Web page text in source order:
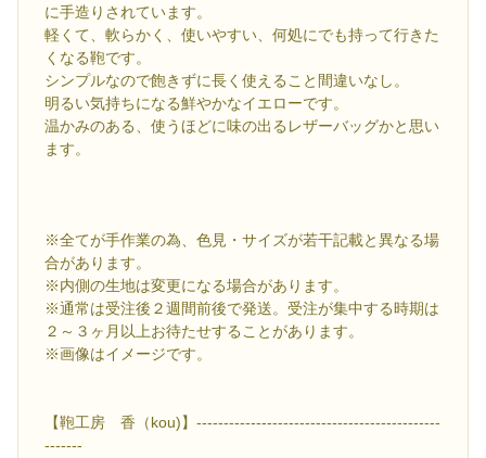
に手造りされています。
軽くて、軟らかく、使いやすい、何処にでも持って行きた
くなる鞄です。
シンプルなので飽きずに長く使えること間違いなし。
明るい気持ちになる鮮やかなイエローです。
温かみのある、使うほどに味の出るレザーバッグかと思い
ます。
※全てが手作業の為、色見・サイズが若干記載と異なる場
合があります。
※内側の生地は変更になる場合があります。
※通常は受注後２週間前後で発送。受注が集中する時期は
２～３ヶ月以上お待たせすることがあります。
※画像はイメージです。
【鞄工房 香（kou)】---------------------------------------------
-------